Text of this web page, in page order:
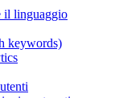
il linguaggio
keywords)